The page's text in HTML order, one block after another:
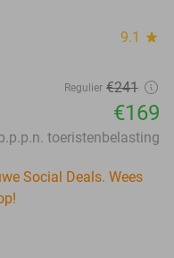
9.1 star
Regulier €241
€169
toeristenbelasting
Social Deals. Wees